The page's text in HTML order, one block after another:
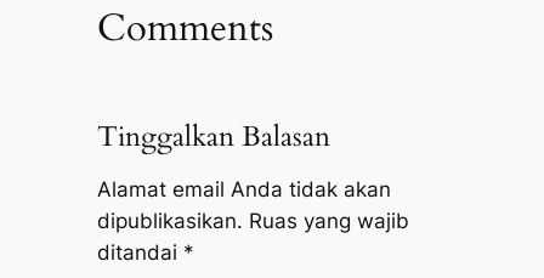
Comments
Tinggalkan Balasan
Alamat email Anda tidak akan
dipublikasikan. Ruas yang wajib
ditandai *